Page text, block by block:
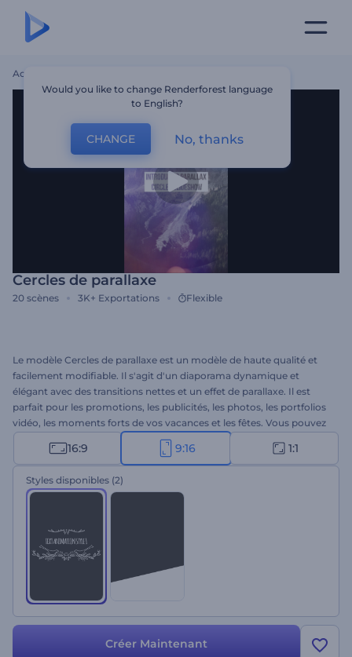
Accueil
Cercles de parallaxe
20 scènes 3K+ Exportations Flexible
Le modèle Cercles de parallaxe est un modèle de haute qualité et
facilement modifiable. Il s'agit d'un diaporama dynamique et
élégant avec des transitions nettes et un effet de parallaxe. Il est
parfait pour les promotions, les publicités, les photos, les portfolios
vidéo, les moments forts de vos vacances et les fêtes. Vous pouvez
également l'utiliser pour des projets professionnels, des
présentations d'entreprises ou des exposés. Il vous suffit de
déposer vos images, de modifier votre texte, d'ajouter du son et
d'apprécier le résultat.
16:9 9:16 1:1
Styles disponibles (2)
Créer Maintenant
Would you like to change Renderforest language
to English?
CHANGE No, thanks